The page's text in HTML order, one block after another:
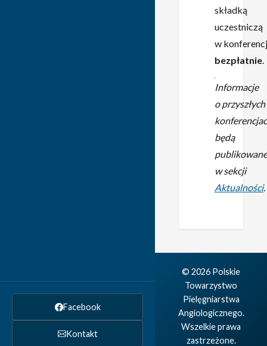
Facebook
Kontakt
składką
uczestniczą
w
bezpłatnie.
Informacje
o przyszłych
będą
publikowane
w sekcji
Aktualności.
© 2026 Polskie
Towarzystwo
Pielęgniarstwa
Angiologicznego.
Wszelkie prawa
zastrzeżone.